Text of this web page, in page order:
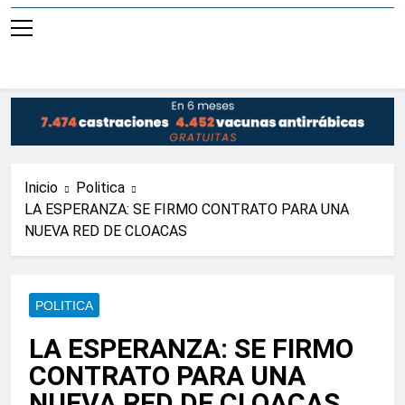
Inicio
Politica
LA ESPERANZA: SE FIRMO CONTRATO PARA UNA
NUEVA RED DE CLOACAS
POLITICA
LA ESPERANZA: SE FIRMO
CONTRATO PARA UNA